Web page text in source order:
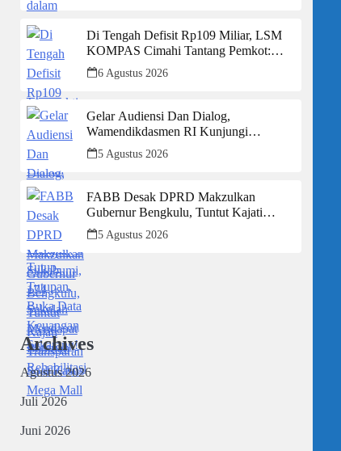
Di Tengah Defisit Rp109 Miliar, LSM
KOMPAS Cimahi Tantang Pemkot:
Hentikan Budaya Tutup-Tutupan, Buka
Data Keuangan Sekarang!
6 Agustus 2026
Gelar Audiensi Dan Dialog,
Wamendikdasmen RI Kunjungi
Kabupaten Sukabumi, 174 Sekolah
Mendapat Bantuan Rehabilitasi
5 Agustus 2026
FABB Desak DPRD Makzulkan
Gubernur Bengkulu, Tuntut Kajati
Transparan Soal Kasus Mega Mall
5 Agustus 2026
Archives
Agustus 2026
Juli 2026
Juni 2026